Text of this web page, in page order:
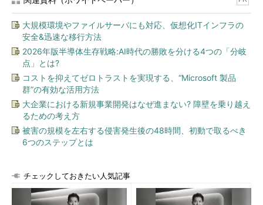
大規模環境やファイルサーバにも対応、仮想化ITインフラの
安全&迅速な移行方法
2026年版半導体生存戦略:AI時代の勝敗を分ける4つの「分岐
点」とは?
コストを抑えてゼロトラストを実現する、“Microsoft 製品
群”の有効な活用方法
大企業における新規事業開発はなぜ進まない? 障壁を乗り越え
るための考え方
被害の規模を左右する侵害発生後の48時間、初動で取るべき
6つのステップとは
チェックしておきたい人気記事